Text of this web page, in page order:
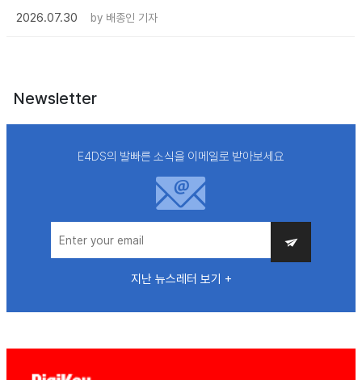
2026.07.30
by 배종인 기자
Newsletter
E4DS의 발빠른 소식을 이메일로 받아보세요
지난 뉴스레터 보기 +